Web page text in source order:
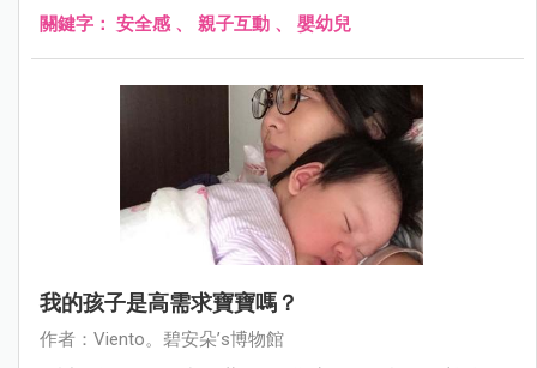
關鍵字： 安全感 、 親子互動 、 嬰幼兒
我的孩子是高需求寶寶嗎？
作者：Viento。碧安朵’s博物館